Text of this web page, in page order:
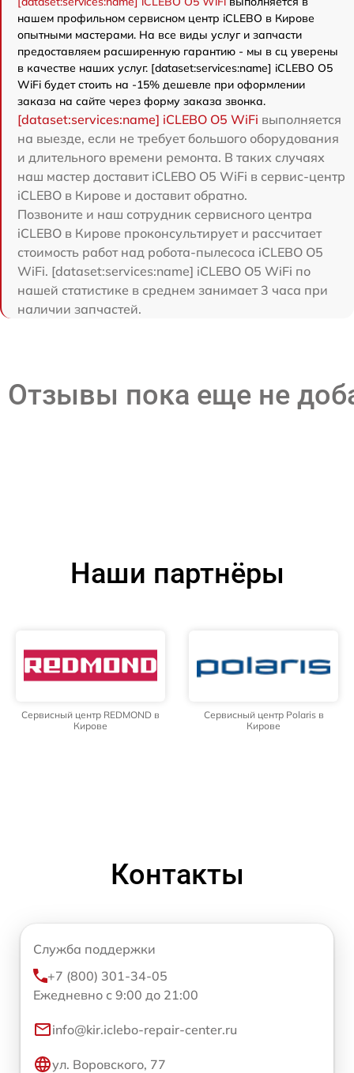
нашем профильном сервисном центр iCLEBO в Кирове
опытными мастерами. На все виды услуг и запчасти
предоставляем расширенную гарантию - мы в сц уверены
в качестве наших услуг. [dataset:services:name] iCLEBO O5
WiFi будет стоить на -15% дешевле при оформлении
заказа на сайте через форму заказа звонка.
[dataset:services:name] iCLEBO O5 WiFi выполняется
на выезде, если не требует большого оборудования
и длительного времени ремонта. В таких случаях
наш мастер доставит iCLEBO O5 WiFi в сервис-центр
iCLEBO в Кирове и доставит обратно.
Позвоните и наш сотрудник сервисного центра
iCLEBO в Кирове проконсультирует и рассчитает
стоимость работ над робота-пылесоса iCLEBO O5
WiFi. [dataset:services:name] iCLEBO O5 WiFi по
нашей статистике в среднем занимает 3 часа при
наличии запчастей.
Отзывы пока еще не
Наши партнёры
Сервисный центр REDMOND в
Кирове
Сервисный центр Polaris в
Кирове
Контакты
Служба поддержки
+7 (800) 301-34-05
Ежедневно с 9:00 до 21:00
info@kir.iclebo-repair-center.ru
ул. Воровского, 77